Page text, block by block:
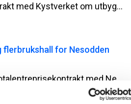
NCC har inngått kontrakt med Kystverket om utbygging av Kjøllefjord fiskerihavn i Lebesby kommune i Finnmark. Kontrakten har en verdi på 510 millioner norske kroner.
flerbrukshall for Nesodden